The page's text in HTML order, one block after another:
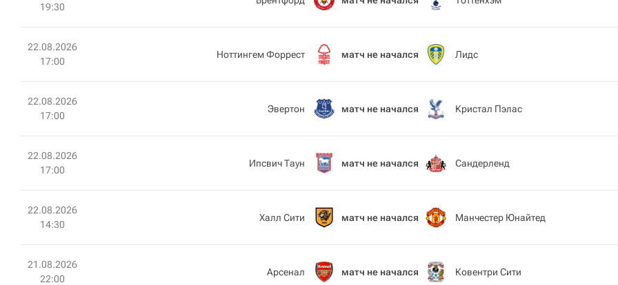
19:30
22.08.2026
17:00
Ноттингем Форрест матч не начался Лидс
22.08.2026
17:00
Эвертон матч не начался Кристал Пэлас
22.08.2026
17:00
Ипсвич Таун матч не начался Сандерленд
22.08.2026
14:30
Халл Сити матч не начался Манчестер Юнайтед
21.08.2026
22:00
Арсенал матч не начался Ковентри Сити